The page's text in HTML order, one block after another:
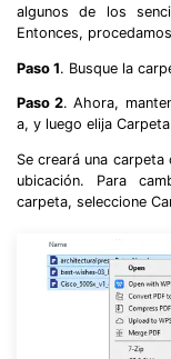
algunos de los
Entonces,
Paso 1. Busque la
Paso 2. Ahora,
a, y luego elija
Se creará una
ubicación. Para
carpeta, seleccione